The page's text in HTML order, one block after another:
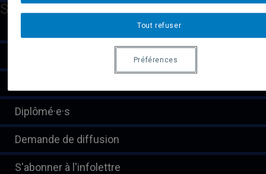
Suivez-nous
Futur·e·s
étudiant·e·s
Diplômé·e·s
Demande de diffusion
S'abonner à l'infolettre
Tout refuser
Préférences